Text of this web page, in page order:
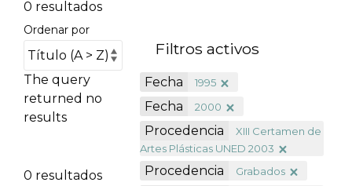
0 resultados
Ordenar por
The query
returned no
results
0 resultados
Filtros activos
Fecha 1995
Fecha 2000
Procedencia
XIII Certamen de
Artes Plásticas UNED 2003
Procedencia Grabados